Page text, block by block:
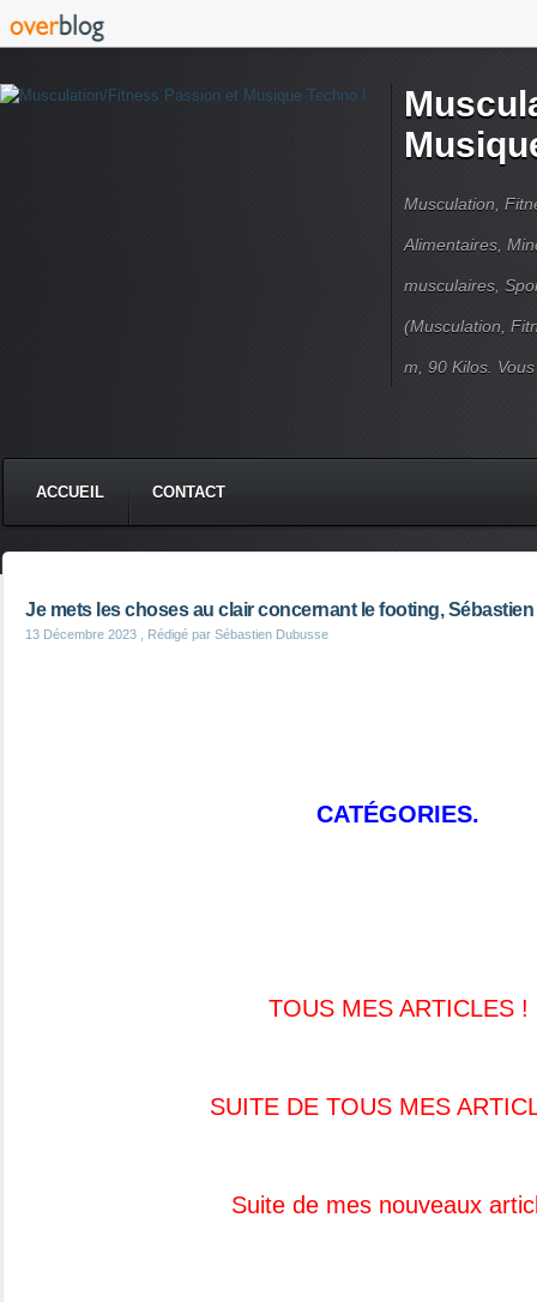
Musculation,
Alimentaires,
musculaires,
(Musculation,
m, 90 Kilos.
ACCUEIL CONTACT
Je mets les choses au clair concernant le footing,
13 Décembre 2023 , Rédigé par Sébastien Dubusse
CATÉGORIES.
TOUS MES ARTICLES !
SUITE DE TOUS MES
Suite de mes nouveaux